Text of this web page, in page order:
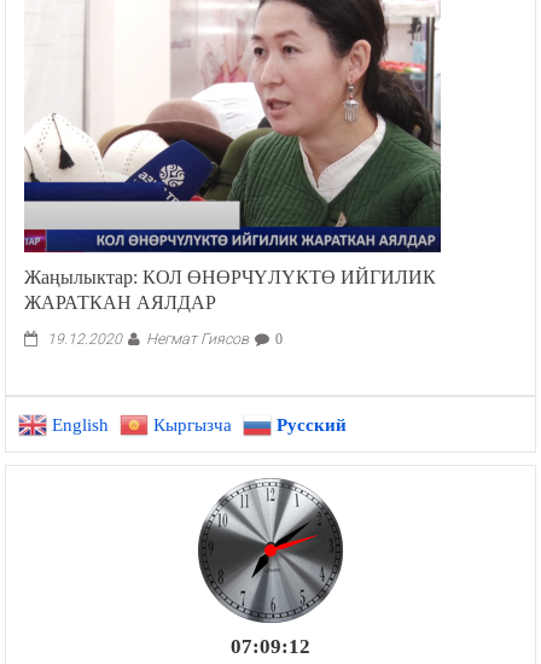
Жаңылыктар: КОЛ ӨНӨРЧҮЛҮКТӨ ИЙГИЛИК
ЖАРАТКАН АЯЛДАР
19.12.2020 Негмат Гиясов 0
English Кыргызча Русский
07:09:13